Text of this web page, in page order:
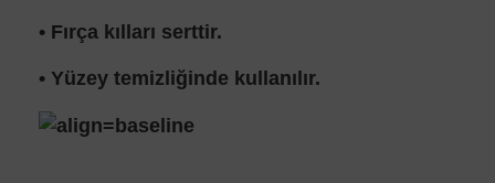
• Fırça kılları serttir.
• Yüzey temizliğinde kullanılır.